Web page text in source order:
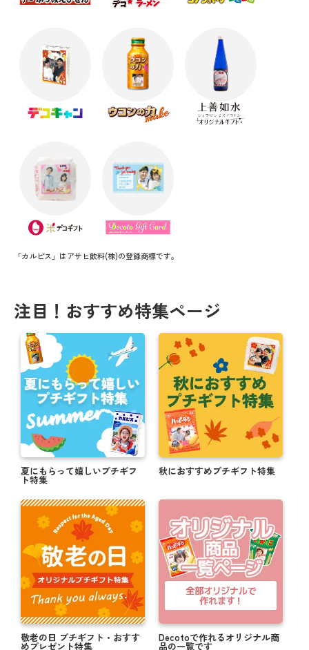
「カルピス」はアサヒ飲料(株)の登録商標です。
注目！おすすめ特集ページ
夏にもらって嬉しいプチギフ
ト特集
秋におすすめプチギフト特集
敬老の日 プチギフト・おすす
めプレゼント特集
Decotoで作れるオリジナル商
品の一覧です